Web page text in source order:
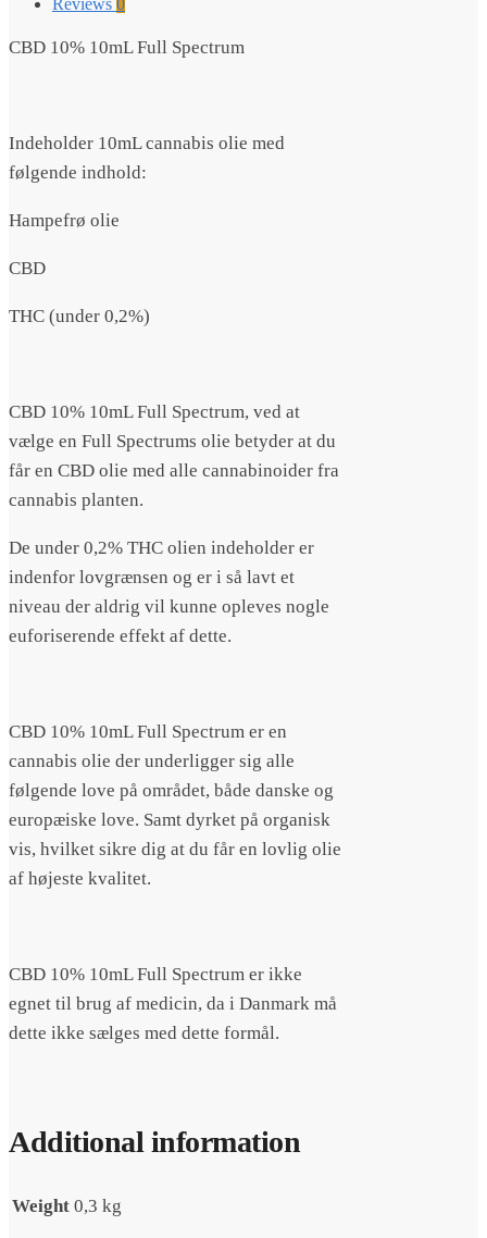
CBD 10% 10mL Full Spectrum
Indeholder 10mL cannabis olie med
følgende indhold:
Hampefrø olie
CBD
THC (under 0,2%)
CBD 10% 10mL Full Spectrum, ved at
vælge en Full Spectrums olie betyder at du
får en CBD olie med alle cannabinoider fra
cannabis planten.
De under 0,2% THC olien indeholder er
indenfor lovgrænsen og er i så lavt et
niveau der aldrig vil kunne opleves nogle
euforiserende effekt af dette.
CBD 10% 10mL Full Spectrum er en
cannabis olie der underligger sig alle
følgende love på området, både danske og
europæiske love. Samt dyrket på organisk
vis, hvilket sikre dig at du får en lovlig olie
af højeste kvalitet.
CBD 10% 10mL Full Spectrum er ikke
egnet til brug af medicin, da i Danmark må
dette ikke sælges med dette formål.
Additional information
Weight 0,3 kg